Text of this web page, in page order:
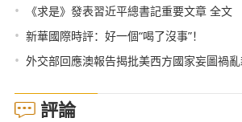
• 《求是》發表習近平總書記重要文章 全文
• 新華國際時評：好一個“喝了沒事”！
• 外交部回應澳報告揭批美西方國家妄圖禍
評論